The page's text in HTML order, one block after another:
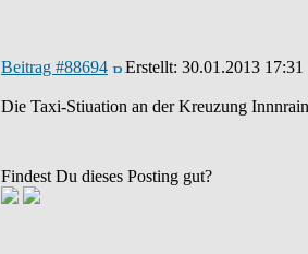
Beitrag #88694 Erstellt: 30.01.2013 17:31
Die Taxi-Stiuation an der Kreuzung
Findest Du dieses Posting gut?